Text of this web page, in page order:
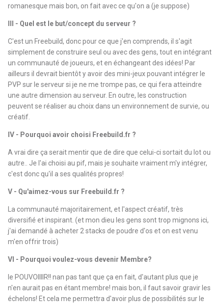
romanesque mais bon, on fait avec ce qu'on a (je suppose)
III - Quel est le but/concept du serveur ?
C'est un Freebuild, donc pour ce que j'en comprends, il s'agit
simplement de construire seul ou avec des gens, tout en intégrant
un communauté de joueurs, et en échangeant des idées! Par
ailleurs il devrait bientôt y avoir des mini-jeux pouvant intégrer le
PVP sur le serveur si je ne me trompe pas, ce qui fera atteindre
une autre dimension au serveur. En outre, les construction
peuvent se réaliser au choix dans un environnement de survie, ou
créatif.
IV - Pourquoi avoir choisi Freebuild.fr ?
A vrai dire ça serait mentir que de dire que celui-ci sortait du lot ou
autre.. Je l'ai choisi au pif, mais je souhaite vraiment m'y intégrer,
c'est donc qu'il a ses qualités propres!
V - Qu'aimez-vous sur Freebuild.fr ?
La communauté majoritairement, et l'aspect créatif, très
diversifié et inspirant. (et mon dieu les gens sont trop mignons ici,
j'ai demandé à acheter 2 stacks de poudre d'os et on est venu
m'en offrir trois)
VI - Pourquoi voulez-vous devenir Membre?
le POUVOIIIIR!! nan pas tant que ça en fait, d'autant plus que je
n'en aurait pas en étant membre! mais bon, il faut savoir gravir les
échelons! Et cela me permettra d'avoir plus de possibilités sur le